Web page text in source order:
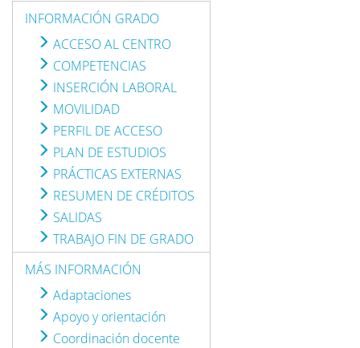
INFORMACIÓN GRADO
ACCESO AL CENTRO
COMPETENCIAS
INSERCIÓN LABORAL
MOVILIDAD
PERFIL DE ACCESO
PLAN DE ESTUDIOS
PRÁCTICAS EXTERNAS
RESUMEN DE CRÉDITOS
SALIDAS
TRABAJO FIN DE GRADO
MÁS INFORMACIÓN
Adaptaciones
Apoyo y orientación
Coordinación docente